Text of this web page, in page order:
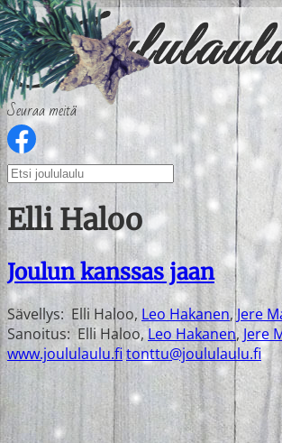
Seuraa meitä
Elli Haloo
Joulun kanssas jaan
Sävellys: Elli Haloo, Leo Hakanen,Jere
Sanoitus:Elli Haloo,Leo Hakanen, Jere
www.joululaulu.fitonttu@joululaulu.fi